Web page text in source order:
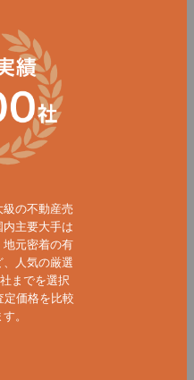
の不動産売
主要大手は
地元密着の有
人気の厳選
までを選択
定価格を比較
。